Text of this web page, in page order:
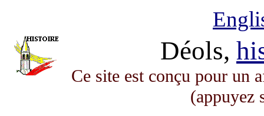
Déols,
Ce site est conçu pour un
(appuyez